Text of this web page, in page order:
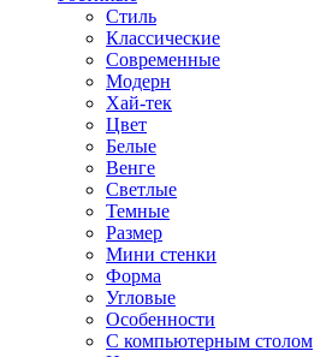
Стиль
Классические
Современные
Модерн
Хай-тек
Цвет
Белые
Венге
Светлые
Темные
Размер
Мини стенки
Форма
Угловые
Особенности
С компьютерным столом